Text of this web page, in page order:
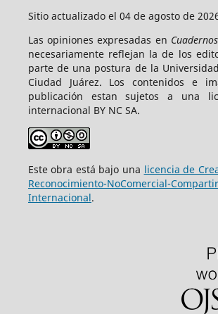
Sitio actualizado el 04 de agosto de
Las opiniones expresadas en
necesariamente reflejan la de los
parte de una postura de la
Ciudad Juárez. Los contenidos e
publicación estan sujetos a una
internacional BY NC SA.
Este obra está bajo una licencia de
Reconocimiento-NoComercial-
Internacional.